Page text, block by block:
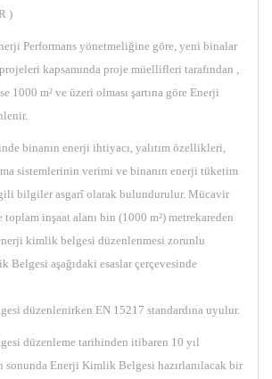
)
Performans yönetmeliğine göre, yeni binalar
kapsamında proje müellifleri tarafından ,
1000 m² ve üzeri olması şartına göre Enerji
binanın enerji ihtiyacı, yalıtım özellikleri,
sistemlerinin verimi ve binanın enerji tüketim
bilgiler asgarî olarak bulundurulur. Mücavir
toplam inşaat alanı bin (1000 m²) metrekareden
kimlik belgesi düzenlenmesi zorunlu
aşağıdaki esaslar çerçevesinde
düzenlenirken EN 15217 standardına uyulur.
düzenleme tarihinden itibaren 10 yıl
sonunda Enerji Kimlik Belgesi hazırlanılacak bir